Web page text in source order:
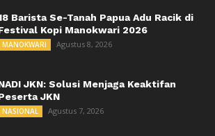
Barista Se-Tanah Papua Adu Racik di
Kopi Manokwari 2026
MANOKWARI Agustus 8, 2026
JKN: Solusi Menjaga Keaktifan
JKN
NASIONAL Agustus 7, 2026